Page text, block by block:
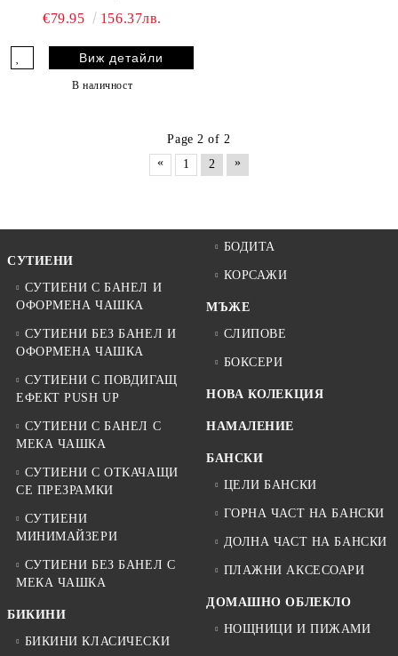
€79.95
156.37лв.
Виж детайли
В наличност
Page 2 of 2
«
1 2 »
СУТИЕНИ
СУТИЕНИ С БАНЕЛ И
ОФОРМЕНА ЧАШКА
СУТИЕНИ БЕЗ БАНЕЛ И
ОФОРМЕНА ЧАШКА
СУТИЕНИ С ПОВДИГАЩ
ЕФЕКТ PUSH UP
СУТИЕНИ С БАНЕЛ С
МЕКА ЧАШКА
СУТИЕНИ С ОТКАЧАЩИ
СЕ ПРЕЗРАМКИ
СУТИЕНИ
МИНИМАЙЗЕРИ
СУТИЕНИ БЕЗ БАНЕЛ С
МЕКА ЧАШКА
БИКИНИ
БИКИНИ КЛАСИЧЕСКИ
БОДИТА
КОРСАЖИ
МЪЖЕ
СЛИПОВЕ
БОКСЕРИ
НОВА КОЛЕКЦИЯ
НАМАЛЕНИЕ
БАНСКИ
ЦЕЛИ БАНСКИ
ГОРНА ЧАСТ НА БАНСКИ
ДОЛНА ЧАСТ НА БАНСКИ
ПЛАЖНИ АКСЕСОАРИ
ДОМАШНО ОБЛЕКЛО
НОЩНИЦИ И ПИЖАМИ